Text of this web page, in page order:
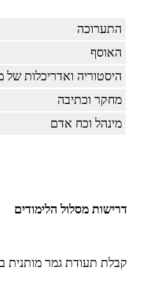
התערוכה
האוסף
היסטוריה ואדריכלות של
מחקר וכתיבה
מינהל וכח אדם
דרישות מסלול הלימודים
קבלת תעודת גמר מותנית